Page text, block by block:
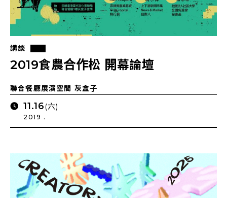
講談
2019食農合作松 開幕論壇
聯合餐廳展演空間 灰盒子
11.16(六)
2019 .